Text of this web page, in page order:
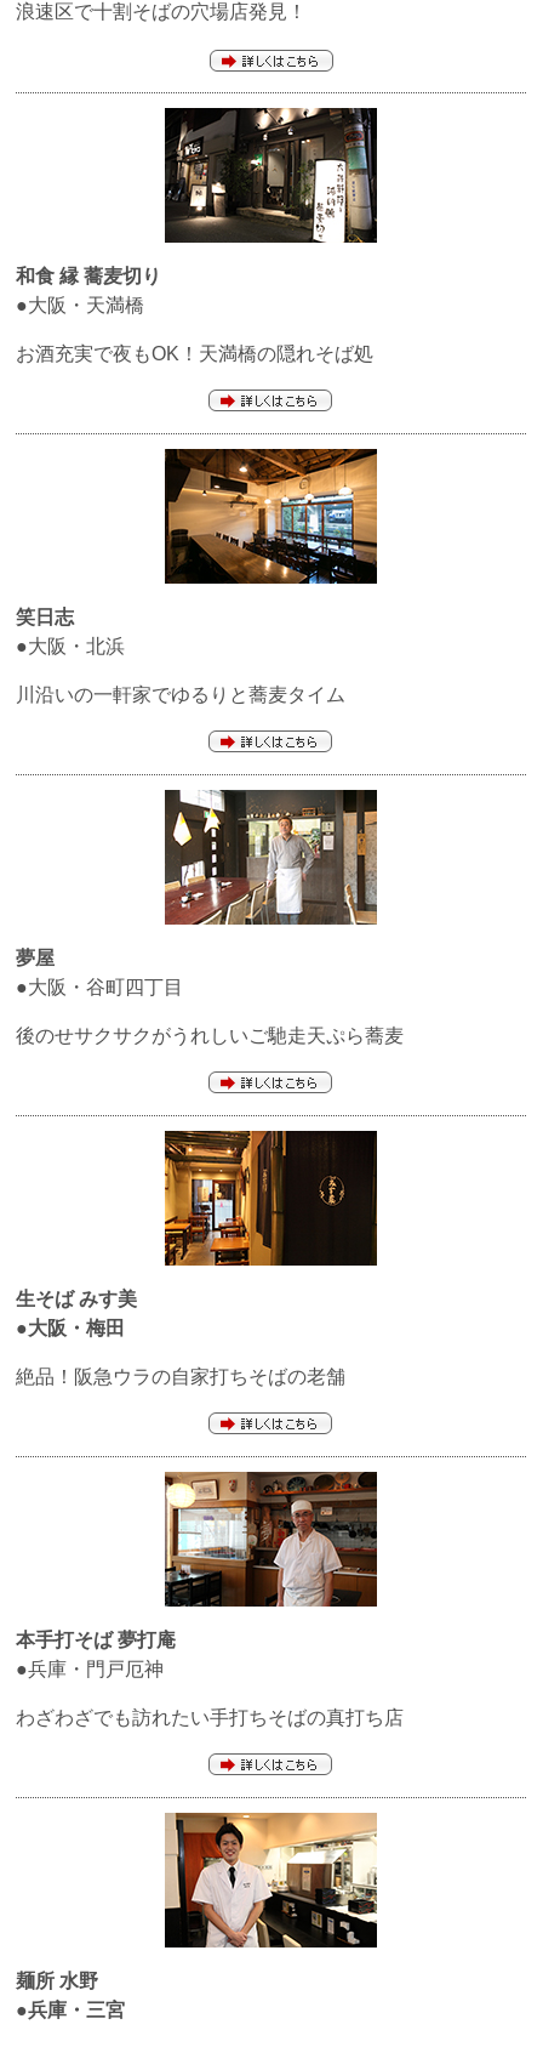
浪速区で十割そばの穴場店発見！
和食 縁蕎麦切り
●大阪・天満橋
お酒充実で夜もOK！天満橋の隠れそば処
笑日志
●大阪・北浜
川沿いの一軒家でゆるりと蕎麦タイム
夢屋
●大阪・谷町四丁目
後のせサクサクがうれしいご馳走天ぷら蕎麦
生そばみす美
●大阪・梅田
絶品！阪急ウラの自家打ちそばの老舗
本手打そば夢打庵
●兵庫・門戸厄神
わざわざでも訪れたい手打ちそばの真打ち店
麺所 水野
●兵庫・三宮